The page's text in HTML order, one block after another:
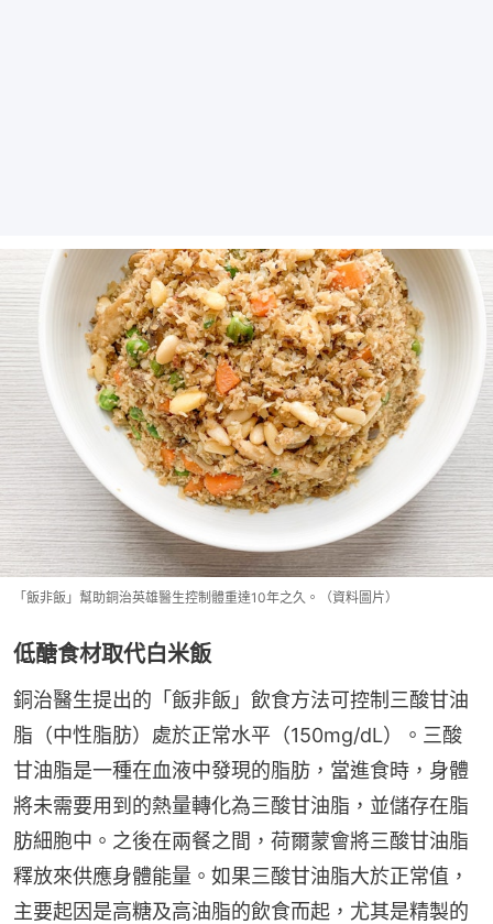
「飯非飯」幫助銅治英雄醫生控制體重達10年之久。（資料圖片）
低醣食材取代白米飯
銅治醫生提出的「飯非飯」飲食方法可控制三酸甘油
脂（中性脂肪）處於正常水平（150mg/dL）。三酸
甘油脂是一種在血液中發現的脂肪，當進食時，身體
將未需要用到的熱量轉化為三酸甘油脂，並儲存在脂
肪細胞中。之後在兩餐之間，荷爾蒙會將三酸甘油脂
釋放來供應身體能量。如果三酸甘油脂大於正常值，
主要起因是高糖及高油脂的飲食而起，尤其是精製的